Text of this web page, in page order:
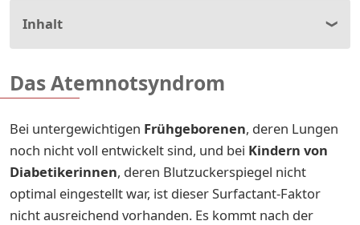
Inhalt
Das Atemnotsyndrom
Bei untergewichtigen Frühgeborenen, deren Lungen
noch nicht voll entwickelt sind, und bei Kindern von
Diabetikerinnen, deren Blutzuckerspiegel nicht
optimal eingestellt war, ist dieser Surfactant-Faktor
nicht ausreichend vorhanden. Es kommt nach der